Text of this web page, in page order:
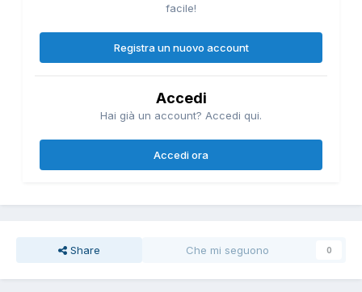
facile!
Registra un nuovo account
Accedi
Hai già un account? Accedi qui.
Accedi ora
Share Che mi seguono 0